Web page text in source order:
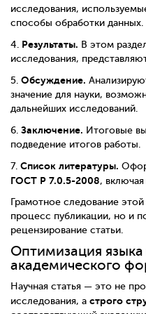
исследования,
способы обработки данных.
4. Результаты. В этом
исследования,
5. Обсуждение.
значение для науки,
дальнейших исследований.
6. Заключение. Итоговые
подведение итогов работы.
7. Список литературы.
ГОСТ Р 7.0.5-2008,
Грамотное следование
процесс публикации, но и
рецензирование статьи.
Оптимизация языка
академического
Научная статья — это не
исследования, а строго